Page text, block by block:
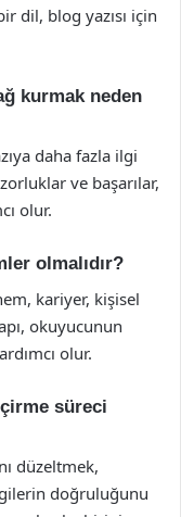
dil, blog yazısı için
kurmak neden
daha fazla ilgi
ve başarılar,
olur.
olmalıdır?
kariyer, kişisel
okuyucunun
olur.
süreci
düzeltmek,
doğruluğunu